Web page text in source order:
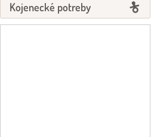
Kojenecké potreby